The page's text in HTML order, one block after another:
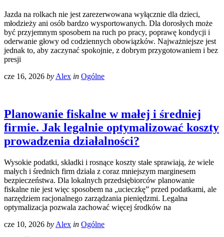
Jazda na rolkach nie jest zarezerwowana wyłącznie dla dzieci,
młodzieży ani osób bardzo wysportowanych. Dla dorosłych może
być przyjemnym sposobem na ruch po pracy, poprawę kondycji i
oderwanie głowy od codziennych obowiązków. Najważniejsze jest
jednak to, aby zaczynać spokojnie, z dobrym przygotowaniem i bez
presji
cze 16, 2026 by Alex in Ogólne
Planowanie fiskalne w małej i średniej
firmie. Jak legalnie optymalizować koszty
prowadzenia działalności?
Wysokie podatki, składki i rosnące koszty stałe sprawiają, że wiele
małych i średnich firm działa z coraz mniejszym marginesem
bezpieczeństwa. Dla lokalnych przedsiębiorców planowanie
fiskalne nie jest więc sposobem na „ucieczkę” przed podatkami, ale
narzędziem racjonalnego zarządzania pieniędzmi. Legalna
optymalizacja pozwala zachować więcej środków na
cze 10, 2026 by Alex in Ogólne